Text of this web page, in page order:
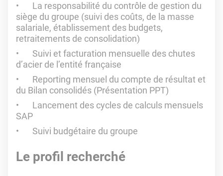
La responsabilité du contrôle de gestion du
siège du groupe (suivi des coûts, de la masse
salariale, établissement des budgets,
retraitements de consolidation)
Suivi et facturation mensuelle des chutes
d’acier de l’entité française
Reporting mensuel du compte de résultat et
du Bilan consolidés (Présentation PPT)
Lancement des cycles de calculs mensuels
SAP
Suivi budgétaire du groupe
Le profil recherché